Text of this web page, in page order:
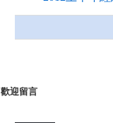
歡迎留言